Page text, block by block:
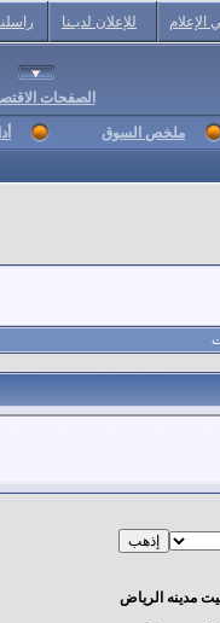
الإعلام للإعلان لديـنا
الصفحات
ملخص السوق
مدينه الرياض